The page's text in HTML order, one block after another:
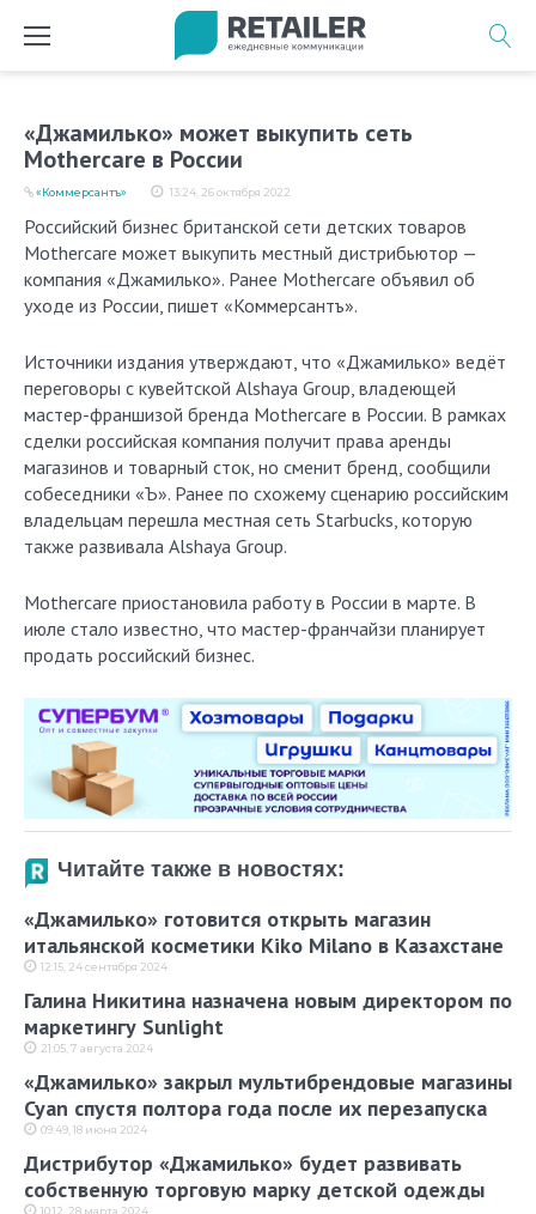
«Джамилько» может выкупить сеть
Mothercare в России
13:24, 26 октября 2022
«Коммерсантъ»
Российский бизнес британской сети детских товаров
Mothercare может выкупить местный дистрибьютор —
компания «Джамилько». Ранее Mothercare объявил об
уходе из России, пишет «Коммерсантъ».
Источники издания утверждают, что «Джамилько» ведёт
переговоры с кувейтской Alshaya Group, владеющей
мастер-франшизой бренда Mothercare в России. В рамках
сделки российская компания получит права аренды
магазинов и товарный сток, но сменит бренд, сообщили
собеседники «Ъ». Ранее по схожему сценарию российским
владельцам перешла местная сеть Starbucks, которую
также развивала Alshaya Group.
Mothercare приостановила работу в России в марте. В
июле стало известно, что мастер-франчайзи планирует
продать российский бизнес.
Читайте также в новостях:
«Джамилько» готовится открыть магазин
итальянской косметики Kiko Milano в Казахстане
12:15, 24 сентября 2024
Галина Никитина назначена новым директором по
маркетингу Sunlight
21:05, 7 августа 2024
«Джамилько» закрыл мультибрендовые магазины
Cyan спустя полтора года после их перезапуска
09:49, 18 июня 2024
Дистрибутор «Джамилько» будет развивать
собственную торговую марку детской одежды